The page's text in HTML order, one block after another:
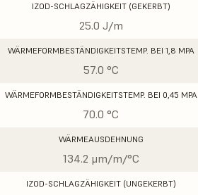
IZOD-SCHLAGZÄHIGKEIT (GEKERBT)
25.0 J/m
WÄRMEFORMBESTÄNDIGKEITSTEMP. BEI 1,8 MPA
57.0 °C
WÄRMEFORMBESTÄNDIGKEITSTEMP. BEI 0,45 MPA
70.0 °C
WÄRMEAUSDEHNUNG
134.2 μm/m/°C
IZOD-SCHLAGZÄHIGKEIT (UNGEKERBT)